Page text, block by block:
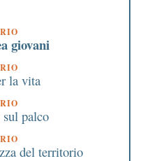
giovani
la vita
palco
del territorio